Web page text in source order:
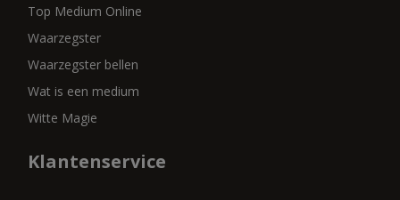
Top Medium Online
Waarzegster
Waarzegster bellen
Wat is een medium
Witte Magie
Klantenservice